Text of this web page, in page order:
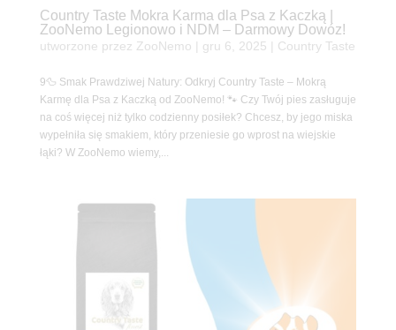
Country Taste Mokra Karma dla Psa z Kaczką |
ZooNemo Legionowo i NDM – Darmowy Dowóz!
utworzone przez ZooNemo gru 6, 2025 Country Taste
9🦆 Smak Prawdziwej Natury: Odkryj Country Taste – Mokrą
Karmę dla Psa z Kaczką od ZooNemo! 🐾 Czy Twój pies zasługuje
na coś więcej niż tylko codzienny posiłek? Chcesz, by jego miska
wypełniła się smakiem, który przeniesie go wprost na wiejskie
łąki? W ZooNemo wiemy,...